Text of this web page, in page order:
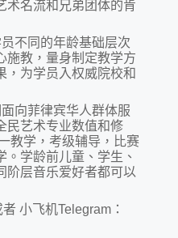
术名流和兄弟团体的肯
不同的年龄基础层次
施教，量身制定教学方
，为学员入权威院校和
向菲律宾华人群体服
民艺术专业数值和修
教学，考级辅导，比赛
学龄前儿童、学生、
阶层音乐爱好者都可以
小飞机Telegram：